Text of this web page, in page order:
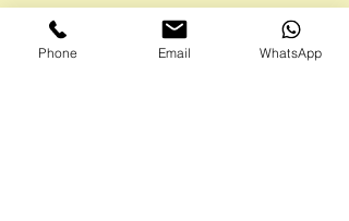
Phone Email WhatsApp